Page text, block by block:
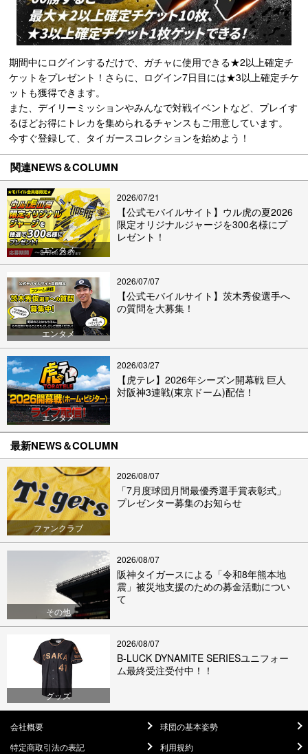
期間中にログインするだけで、ガチャに使用できる★2以上確定チ
ケットをプレゼント！さらに、ログイン7日目には★3以上確定チケ
ットも獲得できます。
また、デイリーミッションやみんなで対戦イベントなど、プレイす
るほどお得にトレカを集められるチャンスもご用意しています。
今すぐ登録して、タイガースコレクションを始めよう！
関連NEWS＆COLUMN
エンタメ
2026/07/21
【公式モバイルサイト】ウル虎の夏2026
限定オリジナルジャージを300名様にプ
レゼント！
エンタメ
2026/07/07
【公式モバイルサイト】茨木秀俊選手へ
の質問を大募集！
エンタメ
2026/03/27
【虎テレ】2026年シーズン開幕戦 巨人
対阪神3連戦(東京ドーム)配信！
最新NEWS＆COLUMN
ファンクラブ
2026/08/07
「7月度球団月間最優秀選手賞表彰式」
プレゼンター募集のお知らせ
その他
2026/08/07
阪神タイガースによる「令和8年熊本地
震」被災地支援のための募金活動につい
て
グッズ
2026/08/07
B-LUCK DYNAMITE SERIESユニフォー
ム最終受注受付中！！
会社概要
球団の基本姿勢
特定商取引法の表記
利用規約